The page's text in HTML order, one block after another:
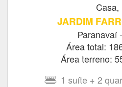
Casa,
JARDIM
Paranavaí
Área total:
Área terreno:
1 suíte + 2